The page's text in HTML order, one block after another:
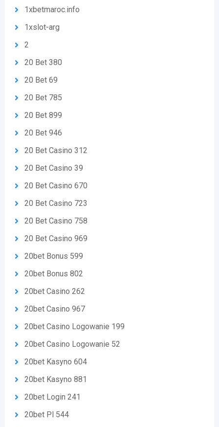
1xbetmaroc.info
1xslot-arg
2
20 Bet 380
20 Bet 69
20 Bet 785
20 Bet 899
20 Bet 946
20 Bet Casino 312
20 Bet Casino 39
20 Bet Casino 670
20 Bet Casino 723
20 Bet Casino 758
20 Bet Casino 969
20bet Bonus 599
20bet Bonus 802
20bet Casino 262
20bet Casino 967
20bet Casino Logowanie 199
20bet Casino Logowanie 52
20bet Kasyno 604
20bet Kasyno 881
20bet Login 241
20bet Pl 544